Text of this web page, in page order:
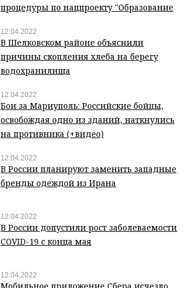
процедуры по нацпроекту "Образование
12.04.2022
В Шелковском районе объяснили
причины скопления хлеба на берегу
водохранилища
12.04.2022
Бои за Мариуполь: Российские бойцы,
освобождая одно из зданий, наткнулись
на противника (+видео)
12.04.2022
В России планируют заменить западные
бренды одеждой из Ирана
12.04.2022
В России допустили рост заболеваемости
COVID-19 с конца мая
12.04.2022